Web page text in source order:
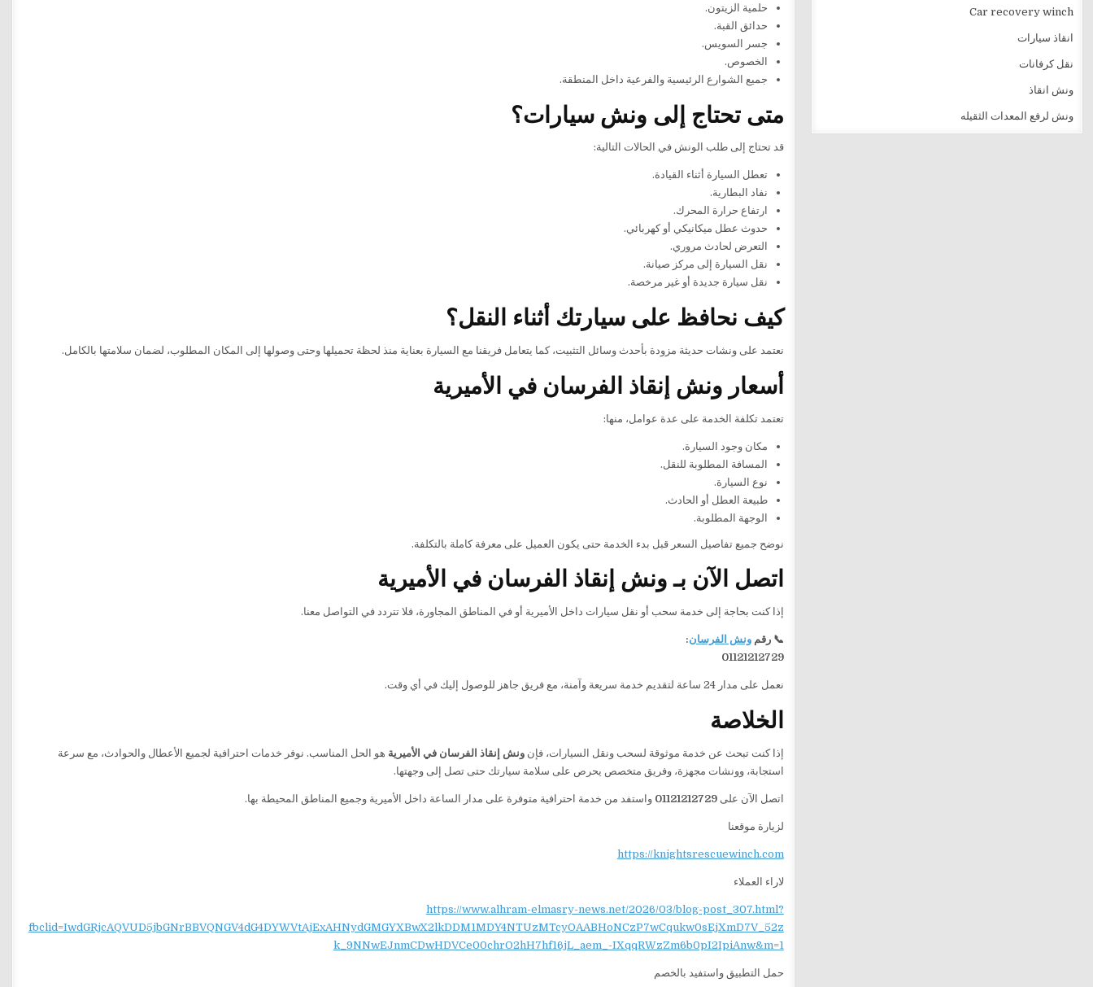
حلمية الزيتون.
حدائق القبة.
جسر السويس.
الخصوص.
جميع الشوارع الرئيسية والفرعية داخل المنطقة.
متى تحتاج إلى ونش سيارات؟
قد تحتاج إلى طلب الونش في الحالات التالية:
تعطل السيارة أثناء القيادة.
نفاد البطارية.
ارتفاع حرارة المحرك.
حدوث عطل ميكانيكي أو كهربائي.
التعرض لحادث مروري.
نقل السيارة إلى مركز صيانة.
نقل سيارة جديدة أو غير مرخصة.
كيف نحافظ على سيارتك أثناء النقل؟
نعتمد على ونشات حديثة مزودة بأحدث وسائل التثبيت، كما يتعامل فريقنا مع السيارة بعناية منذ لحظة تحميلها وحتى وصولها إلى المكان المطلوب، لضمان سلامتها بالكامل.
أسعار ونش إنقاذ الفرسان في الأميرية
تعتمد تكلفة الخدمة على عدة عوامل، منها:
مكان وجود السيارة.
المسافة المطلوبة للنقل.
نوع السيارة.
طبيعة العطل أو الحادث.
الوجهة المطلوبة.
نوضح جميع تفاصيل السعر قبل بدء الخدمة حتى يكون العميل على معرفة كاملة بالتكلفة.
اتصل الآن بـ ونش إنقاذ الفرسان في الأميرية
إذا كنت بحاجة إلى خدمة سحب أو نقل سيارات داخل الأميرية أو في المناطق المجاورة، فلا تتردد في التواصل معنا.
📞 رقمونش الفرسان:
01121212729
نعمل على مدار 24 ساعة لتقديم خدمة سريعة وآمنة، مع فريق جاهز للوصول إليك في أي وقت.
الخلاصة
إذا كنت تبحث عن خدمة موثوقة لسحب ونقل السيارات، فإنونش إنقاذ الفرسان في الأميرية هو الحل المناسب. نوفر خدمات احترافية لجميع الأعطال والحوادث، مع سرعة
استجابة، وونشات مجهزة، وفريق متخصص يحرص على سلامة سيارتك حتى تصل إلى وجهتها.
اتصل الآن على01121212729 واستفد من خدمة احترافية متوفرة على مدار الساعة داخل الأميرية وجميع المناطق المحيطة بها.
لزيارة موقعنا
https://knightsrescuewinch.com
لاراء العملاء
https://www.alhram-elmasry-news.net/2026/03/blog-post_307.html?
fbclid=IwdGRjcAQVUD5jbGNrBBVQNGV4dG4DYWVtAjExAHNydGMGYXBwX2lkDDM1MDY4NTUzMTcyOAABHoNCzP7wCqukw0sEjXmD7V_52z
k_9NNwEJnmCDwHDVCe00chrO2hH7hf16jL_aem_-IXqqRWzZm6b0pI2IpiAnw&m=1
حمل التطبيق واستفيد بالخصم
Car recovery winch
انقاذ سيارات
نقل كرفانات
ونش انقاذ
ونش لرفع المعدات الثقيله